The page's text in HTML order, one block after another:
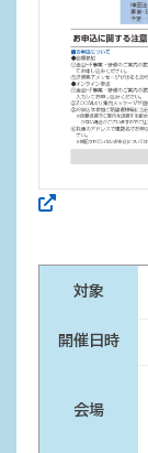
対象
開催日時
会場